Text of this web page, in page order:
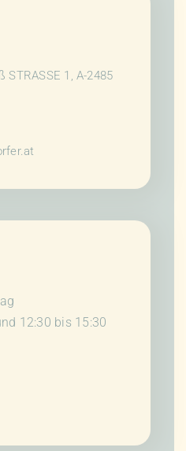
STRASSE 1, A-2485
12:30 bis 15:30